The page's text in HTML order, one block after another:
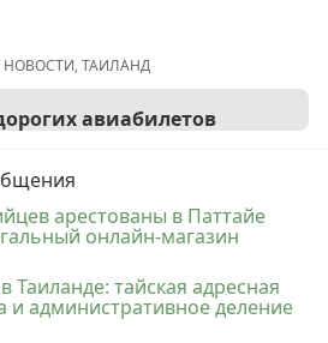
НОВОСТИ,ТАИЛАНД
авиабилетов
арестованы в Паттайе
онлайн-магазин
Таиланде: тайская адресная
и административное деление